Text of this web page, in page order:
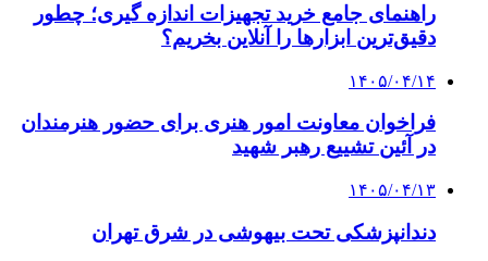
راهنمای جامع خرید تجهیزات اندازه گیری؛ چطور
دقیق‌ترین ابزارها را آنلاین بخریم؟
۱۴۰۵/۰۴/۱۴
فراخوان معاونت امور هنری برای حضور هنرمندان
در آئین تشییع رهبر شهید
۱۴۰۵/۰۴/۱۳
دندانپزشکی تحت بیهوشی در شرق تهران